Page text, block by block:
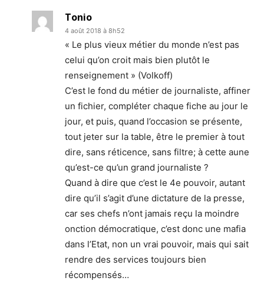
Tonio
4 août 2018 à 8h52
« Le plus vieux métier du monde n’est pas
celui qu’on croit mais bien plutôt le
renseignement » (Volkoff)
C’est le fond du métier de journaliste, affiner
un fichier, compléter chaque fiche au jour le
jour, et puis, quand l’occasion se présente,
tout jeter sur la table, être le premier à tout
dire, sans réticence, sans filtre; à cette aune
qu’est-ce qu’un grand journaliste ?
Quand à dire que c’est le 4e pouvoir, autant
dire qu’il s’agit d’une dictature de la presse,
car ses chefs n’ont jamais reçu la moindre
onction démocratique, c’est donc une mafia
dans l’Etat, non un vrai pouvoir, mais qui sait
rendre des services toujours bien
récompensés…